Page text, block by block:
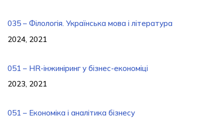
035 – Філологія. Українська мова і література
2024, 2021
051 – HR-інжиніринг у бізнес-економіці
2023, 2021
051 – Економіка і аналітика бізнесу